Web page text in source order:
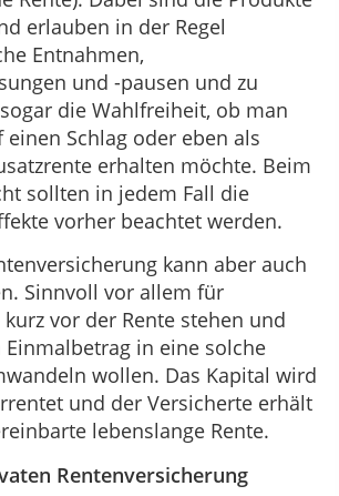
erlauben in der Regel
Entnahmen,
und -pausen und zu
die Wahlfreiheit, ob man
einen Schlag oder eben als
erhalten möchte. Beim
sollten in jedem Fall die
vorher beachtet werden.
kann aber auch
Sinnvoll vor allem für
vor der Rente stehen und
in eine solche
wollen. Das Kapital wird
und der Versicherte erhält
lebenslange Rente.
Rentenversicherung